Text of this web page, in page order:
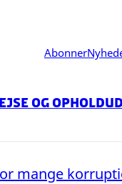
Abonner
og ophold
mange